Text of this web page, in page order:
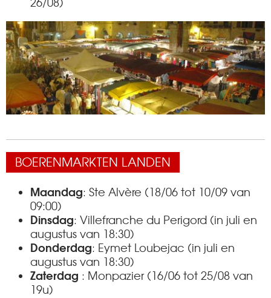
BOERENMARKTEN LANDEN
Maandag: Ste Alvère (18/06 tot 10/09 van
09:00)
Dinsdag: Villefranche du Perigord (in juli en
augustus van 18:30)
Donderdag: Eymet Loubejac (in juli en
augustus van 18:30)
Zaterdag : Monpazier(16/06 tot 25/08 van
19u)